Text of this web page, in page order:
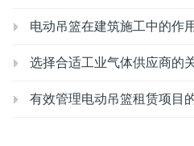
电动吊篮在建筑施工中的作用